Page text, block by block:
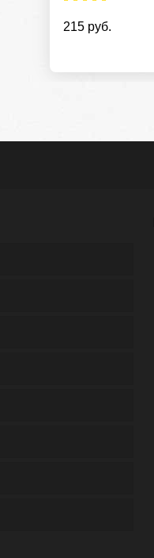
215 руб.